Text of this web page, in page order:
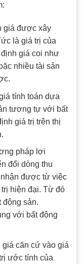
giá được xây
là giá trị của
giá coi như
nhiều tài sản
tính toán dựa
tương tự với bất
giá trị trên thị
pháp lợi
đổi dòng thu
được từ việc
hiện đại. Từ đó
sản.
với bất động
căn cứ vào giá
ước tính của